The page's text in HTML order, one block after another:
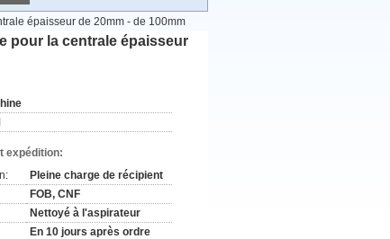
épaisseur de 20mm - de 100mm
pour la centrale épaisseur
expédition:
Pleine charge de récipient
FOB, CNF
Nettoyé à l'aspirateur
En 10 jours après ordre